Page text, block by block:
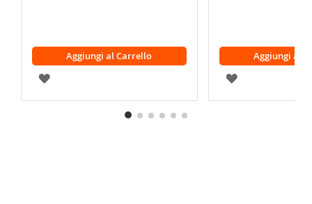
Aggiungi al Carrello
AGGIUNGI
ALLA
Aggiungi al
AGGIUNGI
ALLA